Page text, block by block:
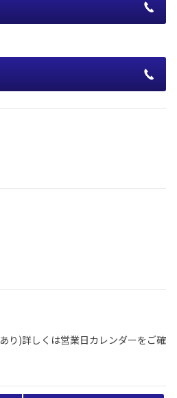
り)詳しくは営業日カレンダーをご確